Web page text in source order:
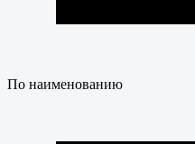
По наименованию